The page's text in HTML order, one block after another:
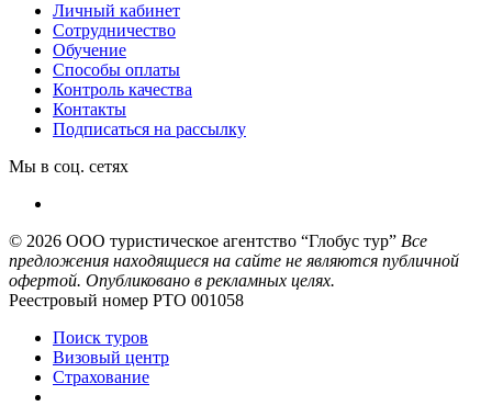
Личный кабинет
Сотрудничество
Обучение
Способы оплаты
Контроль качества
Контакты
Подписаться на рассылку
Мы в соц. сетях
© 2026 ООО туристическое агентство “Глобус тур” Все
предложения находящиеся на сайте не являются публичной
офертой. Опубликовано в рекламных целях.
Реестровый номер РТО 001058
Поиск туров
Визовый центр
Страхование